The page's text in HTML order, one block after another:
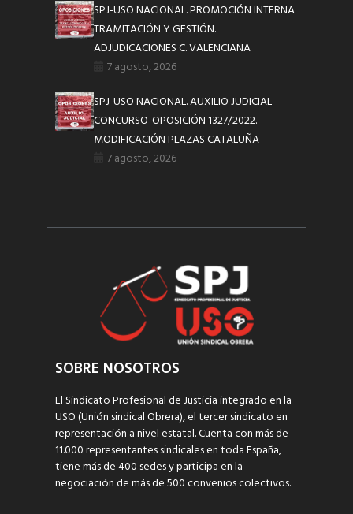
SPJ-USO NACIONAL. PROMOCIÓN INTERNA
TRAMITACIÓN Y GESTIÓN.
ADJUDICACIONES C. VALENCIANA
7 agosto, 2026
SPJ-USO NACIONAL. AUXILIO JUDICIAL
CONCURSO-OPOSICIÓN 1327/2022.
MODIFICACIÓN PLAZAS CATALUÑA
7 agosto, 2026
SOBRE NOSOTROS
El Sindicato Profesional de Justicia integrado en la
USO (Unión sindical Obrera), el tercer sindicato en
representación a nivel estatal. Cuenta con más de
11.000 representantes sindicales en toda España,
tiene más de 400 sedes y participa en la
negociación de más de 500 convenios colectivos.